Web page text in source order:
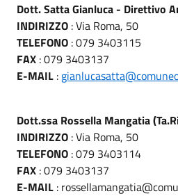
Dott. Satta Gianluca - Direttivo
INDIRIZZO : Via Roma, 50
TELEFONO : 079 3403115
FAX : 079 3403137
E-MAIL :
Dott.ssa Rossella Mangatia
INDIRIZZO : Via Roma, 50
TELEFONO : 079 3403114
FAX : 079 3403137
E-MAIL :